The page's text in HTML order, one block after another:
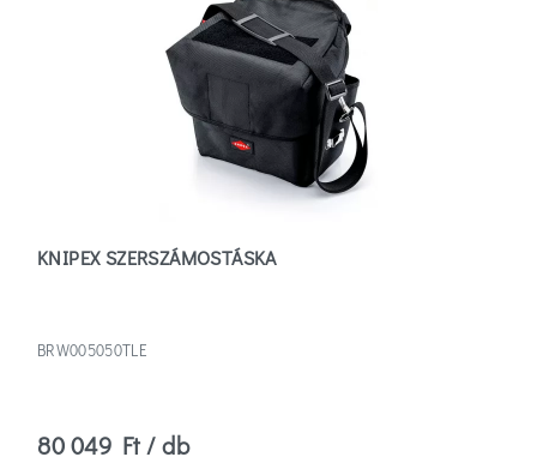
Több
Szűrők
KNIPEX SZERSZÁMOSTÁSKA
BRW005050TLE
80 049 Ft / db